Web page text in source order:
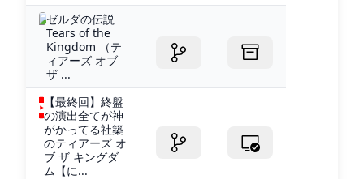
ゼルダの伝説
Tears of the
Kingdom （テ
ィアーズ オブ
ザ ...
【最終回】終盤
の演出全てが神
がかってる社築
のティアーズ オ
ブ ザ キングダ
ム【に...